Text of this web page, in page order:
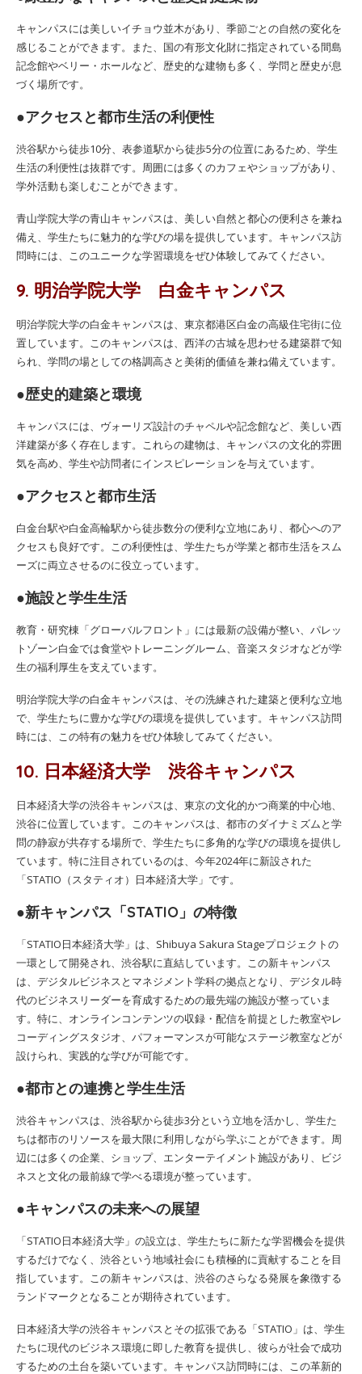
キャンパスには美しいイチョウ並木があり、季節ごとの自然の変化を
感じることができます。また、国の有形文化財に指定されている間島
記念館やベリー・ホールなど、歴史的な建物も多く、学問と歴史が息
づく場所です。
●アクセスと都市生活の利便性
渋谷駅から徒歩10分、表参道駅から徒歩5分の位置にあるため、学生
生活の利便性は抜群です。周囲には多くのカフェやショップがあり、
学外活動も楽しむことができます。
青山学院大学の青山キャンパスは、美しい自然と都心の便利さを兼ね
備え、学生たちに魅力的な学びの場を提供しています。キャンパス訪
問時には、このユニークな学習環境をぜひ体験してみてください。
9. 明治学院大学 白金キャンパス
明治学院大学の白金キャンパスは、東京都港区白金の高級住宅街に位
置しています。このキャンパスは、西洋の古城を思わせる建築群で知
られ、学問の場としての格調高さと美術的価値を兼ね備えています。
●歴史的建築と環境
キャンパスには、ヴォーリズ設計のチャペルや記念館など、美しい西
洋建築が多く存在します。これらの建物は、キャンパスの文化的雰囲
気を高め、学生や訪問者にインスピレーションを与えています。
●アクセスと都市生活
白金台駅や白金高輪駅から徒歩数分の便利な立地にあり、都心へのア
クセスも良好です。この利便性は、学生たちが学業と都市生活をスム
ーズに両立させるのに役立っています。
●施設と学生生活
教育・研究棟「グローバルフロント」には最新の設備が整い、パレッ
トゾーン白金では食堂やトレーニングルーム、音楽スタジオなどが学
生の福利厚生を支えています。
明治学院大学の白金キャンパスは、その洗練された建築と便利な立地
で、学生たちに豊かな学びの環境を提供しています。キャンパス訪問
時には、この特有の魅力をぜひ体験してみてください。
10. 日本経済大学 渋谷キャンパス
日本経済大学の渋谷キャンパスは、東京の文化的かつ商業的中心地、
渋谷に位置しています。このキャンパスは、都市のダイナミズムと学
問の静寂が共存する場所で、学生たちに多角的な学びの環境を提供し
ています。特に注目されているのは、今年2024年に新設された
「STATIO（スタティオ）日本経済大学」です。
●新キャンパス「STATIO」の特徴
「STATIO日本経済大学」は、Shibuya Sakura Stageプロジェクトの
一環として開発され、渋谷駅に直結しています。この新キャンパス
は、デジタルビジネスとマネジメント学科の拠点となり、デジタル時
代のビジネスリーダーを育成するための最先端の施設が整っていま
す。特に、オンラインコンテンツの収録・配信を前提とした教室やレ
コーディングスタジオ、パフォーマンスが可能なステージ教室などが
設けられ、実践的な学びが可能です。
●都市との連携と学生生活
渋谷キャンパスは、渋谷駅から徒歩3分という立地を活かし、学生た
ちは都市のリソースを最大限に利用しながら学ぶことができます。周
辺には多くの企業、ショップ、エンターテイメント施設があり、ビジ
ネスと文化の最前線で学べる環境が整っています。
●キャンパスの未来への展望
「STATIO日本経済大学」の設立は、学生たちに新たな学習機会を提供
するだけでなく、渋谷という地域社会にも積極的に貢献することを目
指しています。この新キャンパスは、渋谷のさらなる発展を象徴する
ランドマークとなることが期待されています。
日本経済大学の渋谷キャンパスとその拡張である「STATIO」は、学生
たちに現代のビジネス環境に即した教育を提供し、彼らが社会で成功
するための土台を築いています。キャンパス訪問時には、この革新的